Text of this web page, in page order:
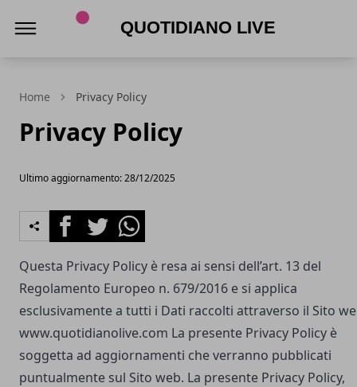
Home Privacy Policy
Privacy Policy
Ultimo aggiornamento: 28/12/2025
FacebookTwitterWhatsapp
Questa Privacy Policy è resa ai sensi dell’art. 13 del
Regolamento Europeo n. 679/2016 e si applica
esclusivamente a tutti i Dati raccolti attraverso il Sito
www.quotidianolive.com La presente Privacy Policy è
soggetta ad aggiornamenti che verranno pubblicati
puntualmente sul Sito web. La presente Privacy Policy,